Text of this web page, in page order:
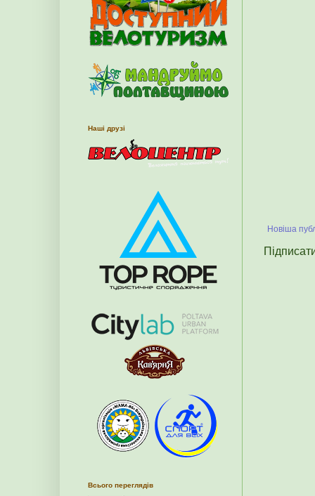
Новіша
Наші друзі
Всього переглядів